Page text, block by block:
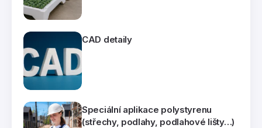
CAD detaily
Speciální aplikace polystyrenu
(střechy, podlahy, podlahové lišty…)